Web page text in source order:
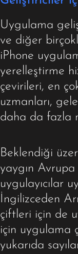
Uygulama
ve diğer
iPhone
yerelleştirme
çevirileri, en
uzmanları,
daha da fazla
Beklendiği
yaygın
uygulayıcılar
İngilizceden
çiftleri için de
için uygulama
yukarıda